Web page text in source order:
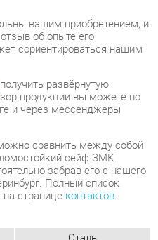
продукции вы можете по
и через мессенджеры
сравнить между собой
сейф ЗМК
забрав его с нашего
Полный список
страницеконтактов.
Сталь
Графит
структурированный
510